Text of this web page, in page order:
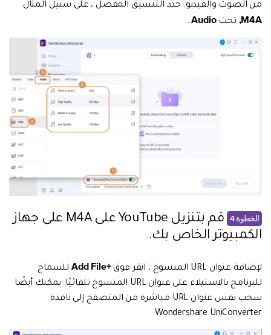
من الصوت والفيديو. حدد التنسيق المفضل ، على سبيل المثال
M4A, تحتAudio
.
الخطوة 4
قم بتنزيل YouTube على M4A على جهاز
الكمبيوتر الخاص بك.
لإضافة عنوان URL المنسوخ ، انقر فوق +Add File
للسماح
للبرنامج بالاستيلاء على عنوان URL المنسوخ تلقائيًا. يمكنك أيضًا
سحب نفس عنوان URL مباشرة من المتصفح إلى نافذة
Wondershare UniConverter.